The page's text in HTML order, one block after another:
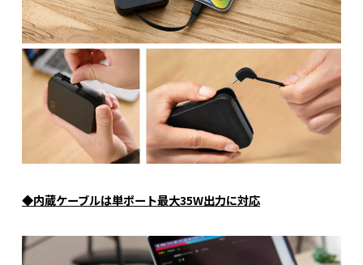
◆内蔵ケーブルは単ポート最大35W出力に対応